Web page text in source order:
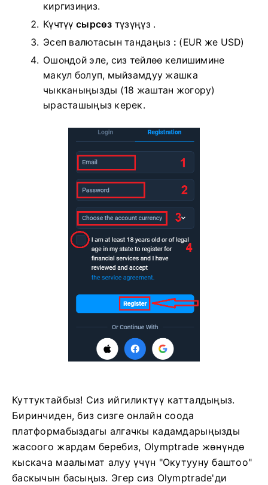
киргизиңиз.
Күчтүү сырсөз түзүңүз .
Эсеп валютасын тандаңыз : (EUR же USD)
Ошондой эле, сиз тейлөө келишимине
макул болуп, мыйзамдуу жашка
чыкканыңызды (18 жаштан жогору)
ырасташыңыз керек.
Куттуктайбыз! Сиз ийгиликтүү катталдыңыз.
Биринчиден, биз сизге онлайн соода
платформабыздагы алгачкы кадамдарыңызды
жасоого жардам беребиз, Olymptrade жөнүндө
кыскача маалымат алуу үчүн "Окутууну баштоо"
баскычын басыңыз. Эгер сиз Olymptrade'ди